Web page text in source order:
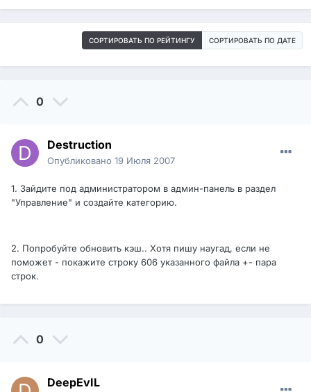
СОРТИРОВАТЬ ПО РЕЙТИНГУ СОРТИРОВАТЬ ПО ДАТЕ
0
Destruction
Опубликовано 19 Июля 2007
1. Зайдите под администратором в админ-панель в раздел
"Управление" и создайте категорию.
2. Попробуйте обновить кэш.. Хотя пишу наугад, если не
поможет - покажите строку 606 указанного файла +- пара
строк.
0
DeepEvIL